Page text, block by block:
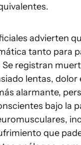
advierten
tanto para
Se registran
lentas, dolor
alarmante,
bajo la
que